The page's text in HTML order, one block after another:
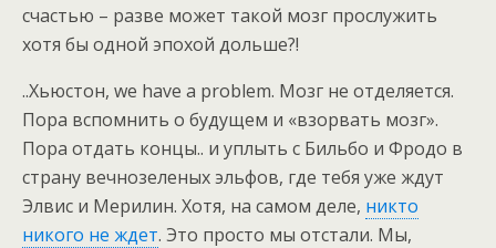
счастью – разве может такой мозг прослужить
хотя бы одной эпохой дольше?!
..Хьюстон, we have a problem. Мозг не отделяется.
Пора вспомнить о будущем и «взорвать мозг».
Пора отдать концы.. и уплыть с Бильбо и Фродо в
страну вечнозеленых эльфов, где тебя уже ждут
Элвис и Мерилин. Хотя, на самом деле, никто
никого не ждет. Это просто мы отстали. Мы,